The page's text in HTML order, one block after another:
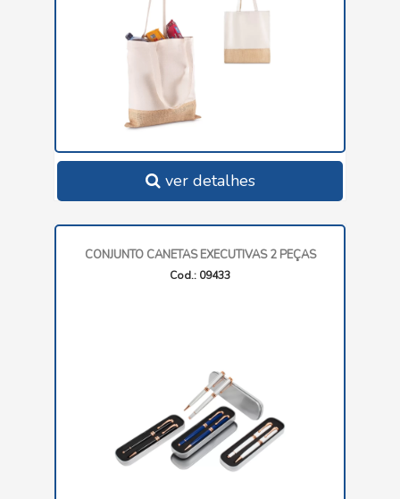
ver detalhes
CONJUNTO CANETAS EXECUTIVAS 2 PEÇAS
Cod.: 09433